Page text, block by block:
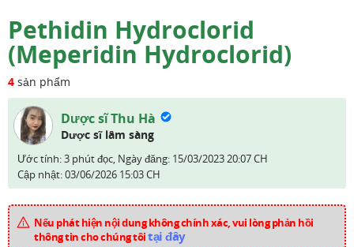
Pethidin Hydroclorid
(Meperidin Hydroclorid)
4 sản phẩm
Dược sĩ Thu Hà
Dược sĩ lâm sàng
Ước tính: 3 phút đọc, Ngày đăng: 15/03/2023 20:07 CH
Cập nhật:03/06/2026 15:03 CH
Nếu phát hiện nội dung không chính xác, vui lòng phản hồi
thông tin cho chúng tôitại đây